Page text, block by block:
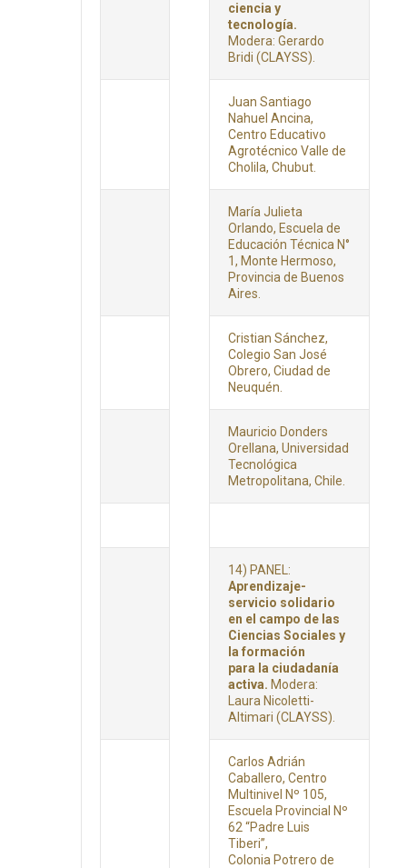
ciencia y
tecnología.
Modera: Gerardo
Bridi (CLAYSS).
Juan Santiago
Nahuel Ancina,
Centro Educativo
Agrotécnico Valle de
Cholila, Chubut.
María Julieta
Orlando, Escuela de
Educación Técnica N°
1, Monte Hermoso,
Provincia de Buenos
Aires.
Cristian Sánchez,
Colegio San José
Obrero, Ciudad de
Neuquén.
Mauricio Donders
Orellana, Universidad
Tecnológica
Metropolitana, Chile.
14) PANEL:
Aprendizaje-
servicio solidario
en el campo de las
Ciencias Sociales y
la formación
para la ciudadanía
activa. Modera:
Laura Nicoletti-
Altimari (CLAYSS).
Carlos Adrián
Caballero, Centro
Multinivel Nº 105,
Escuela Provincial Nº
62 “Padre Luis
Tiberi”,
Colonia Potrero de